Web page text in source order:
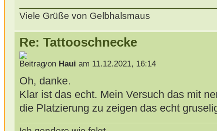
Viele Grüße von Gelbhalsmaus
Re: Tattooschnecke
von Haui am 11.12.2021, 16:14
Oh, danke.
Klar ist das echt. Mein Versuch das mit
die Platzierung zu zeigen das echt